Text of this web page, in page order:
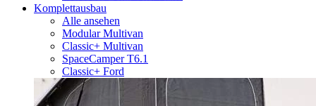
Komplettausbau
Alle ansehen
Modular Multivan
Classic+ Multivan
SpaceCamper T6.1
Classic+ Ford